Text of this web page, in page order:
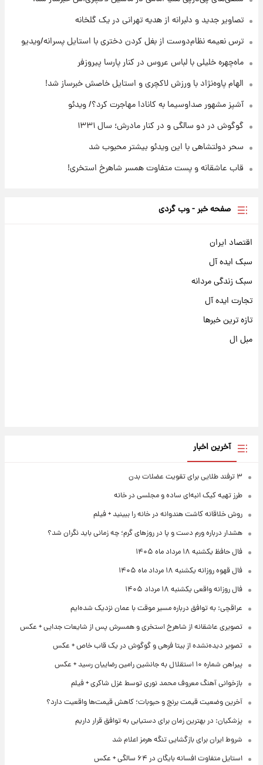
انتقاد تند پیمان طالبی از مسئولان استقلال در
پی رفتن رامین رضاییان+ عکس
۲۱ ساعت پیش
تصاویر جدید و دلبرانه از هدیه تهرانی در یک گلخانه
ترس نعیمه نظام‌دوست از بغل کردن دختری با استایل پسرانه/ویدیو
ماه‌چهره خلیلی با لباس عروس در کنار پارسا پیروزفر
الهام پاوه‌نژاد با ورزش لاکچری و استایل خاصش خبرساز شد!
آشپز مشهور صداوسیما به کانادا مهاجرت کرد؟/ ویدئو
گوگوش در دو سالگی و در کنار مادرش؛ سال ۱۳۳۱
سحر دولتشاهی با این ویدئو بیشتر محبوب شد
قاب عاشقانه و پست متفاوت همسر شاهرخ استخری!
صفحه خبر - وب گردی
اقتصاد ایران
سبک ایده آل
سبک زندگی مردانه
تجارت ایده آل
تازه ترین خبرها
مبل ال
آخرین اخبار
۳ ترفند طلایی برای تقویت عضلات بدن
طرز تهیه کیک انبه‌ای ساده و مجلسی در خانه
روش خلاقانه کاشت هندوانه در خانه را ببینید + فیلم
هشدار درباره ورم دست و پا در روزهای گرم؛ چه زمانی باید نگران شد؟
فال حافظ یکشنبه ۱۸ مرداد ماه ۱۴۰۵
فال قهوه روزانه یکشنبه ۱۸ مرداد ماه ۱۴۰۵
فال روزانه واقعی یکشنبه ۱۸ مرداد ۱۴۰۵
عراقچی: به توافق درباره مسیر موقت با عمان نزدیک شده‌ایم
تصویری عاشقانه از شاهرخ استخری و همسرش پس از شایعات جدایی + عکس
تصویر دیده‌نشده از بیتا فرهی و گوگوش در یک قاب خاص + عکس
پیراهن شماره ۱۰ استقلال به جانشین رامین رضاییان رسید + عکس
بازخوانی آهنگ معروف محمد نوری توسط غزل شاکری + فیلم
آخرین وضعیت قیمت برنج و حبوبات؛ کاهش قیمت‌ها واقعیت دارد؟
پزشکیان: در بهترین زمان برای دستیابی به توافق قرار داریم
شروط ایران برای بازگشایی تنگه هرمز اعلام شد
استایل متفاوت افسانه بایگان در ۶۴ سالگی + عکس